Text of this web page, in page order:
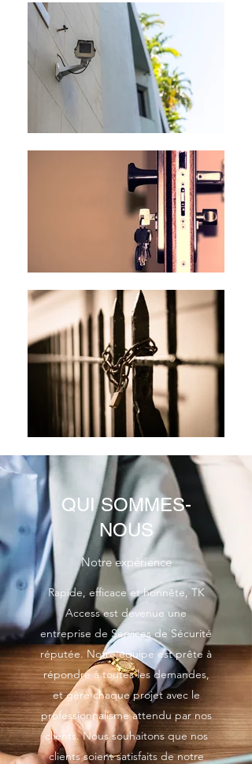
QUI SOMMES-
NOUS
Notre expérience
Rapide, efficace et honnête, TK
Access est devenue une
entreprise de Services de Sécurité
réputée. Notre équipe est prête à
répondre à toutes les demandes,
et gère chaque projet avec le
professionnalisme attendu par nos
clients. Nous souhaitons que nos
clients soient satisfaits de notre